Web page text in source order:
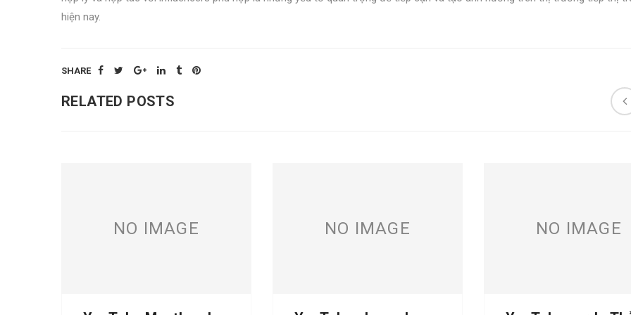
hiện nay.
SHARE
RELATED POSTS
NO IMAGE NO IMAGE NO IMAGE